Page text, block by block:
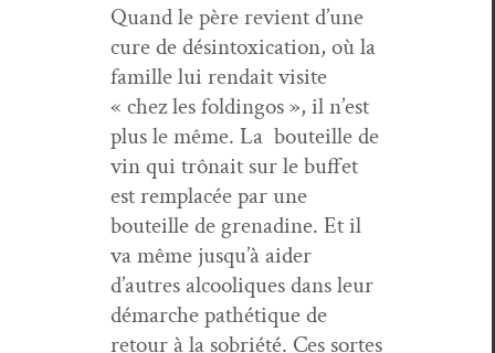
Quand le père revient d’une
cure de dés­in­tox­i­ca­tion, où la
famille lui rendait vis­ite
« chez les foldin­gos », il n’est
plus le même. La bouteille de
vin qui trô­nait sur le buf­fet
est rem­placée par une
bouteille de grena­dine. Et il
va même jusqu’à aider
d’autres alcooliques dans leur
démarche pathé­tique de
retour à la sobriété. Ces sortes